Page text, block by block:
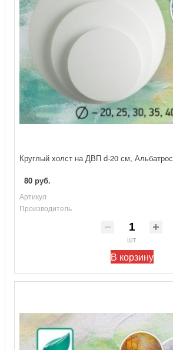
Круглый холст на ДВП d-20 см, Альбатрос
80 руб.
Артикул
Производитель
шт
В корзину